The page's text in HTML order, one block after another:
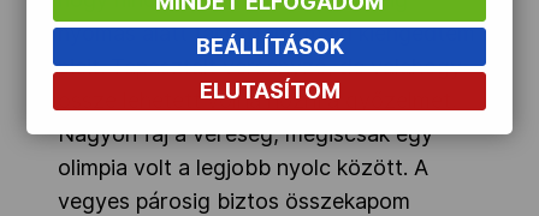
nyomás alatt tartottam, majd kiengedtem
picit. Tapasztalt versenyző, de valahogy
össze lehetett volna hozni a győzelmet.
Nagyon fáj a vereség, mégiscsak egy
olimpia volt a legjobb nyolc között. A
vegyes párosig biztos összekapom
BEÁLLÍTÁSOK
ELUTASÍTOM